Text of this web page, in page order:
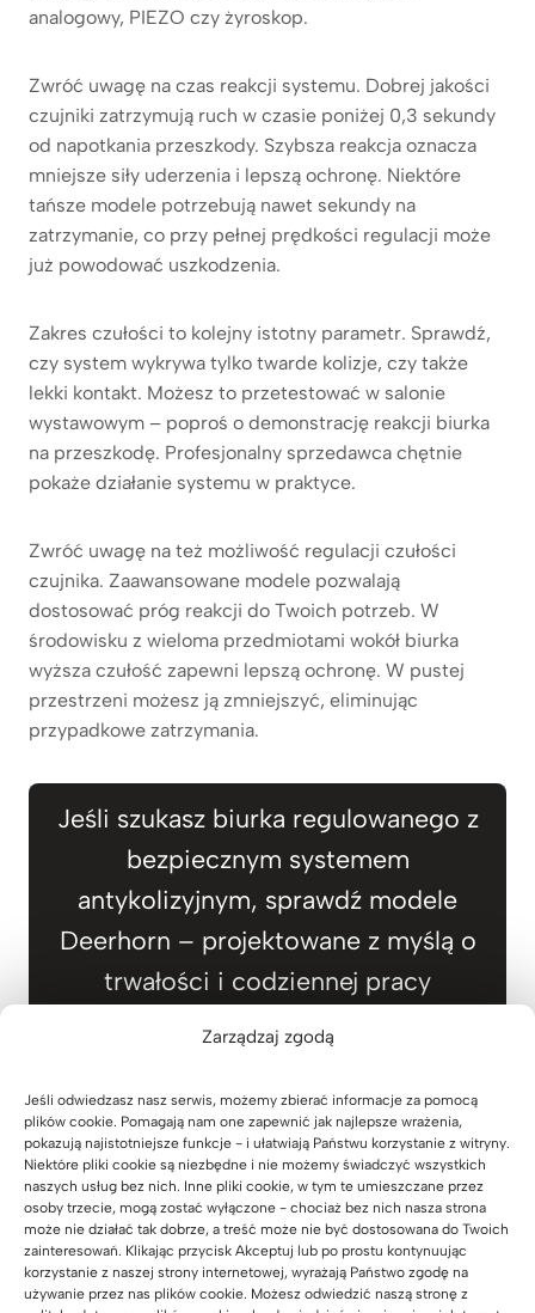
Zarządzaj zgodą
Jeśli odwiedzasz nasz serwis, możemy zbierać informacje za pomocą
plików cookie. Pomagają nam one zapewnić jak najlepsze wrażenia,
pokazują najistotniejsze funkcje - i ułatwiają Państwu korzystanie z witryny.
Niektóre pliki cookie są niezbędne i nie możemy świadczyć wszystkich
naszych usług bez nich. Inne pliki cookie, w tym te umieszczane przez
osoby trzecie, mogą zostać wyłączone - chociaż bez nich nasza strona
może nie działać tak dobrze, a treść może nie być dostosowana do Twoich
zainteresowań. Klikając przycisk Akceptuj lub po prostu kontynuując
korzystanie z naszej strony internetowej, wyrażają Państwo zgodę na
używanie przez nas plików cookie. Możesz odwiedzić naszą stronę z
analogowy, PIEZO czy żyroskop.
Zwróć uwagę na czas reakcji systemu. Dobrej jakości
czujniki zatrzymują ruch w czasie poniżej 0,3 sekundy
od napotkania przeszkody. Szybsza reakcja oznacza
mniejsze siły uderzenia i lepszą ochronę. Niektóre
tańsze modele potrzebują nawet sekundy na
zatrzymanie, co przy pełnej prędkości regulacji może
już powodować uszkodzenia.
Zakres czułości to kolejny istotny parametr. Sprawdź,
czy system wykrywa tylko twarde kolizje, czy także
lekki kontakt. Możesz to przetestować w salonie
wystawowym – poproś o demonstrację reakcji biurka
na przeszkodę. Profesjonalny sprzedawca chętnie
pokaże działanie systemu w praktyce.
Zwróć uwagę na też możliwość regulacji czułości
czujnika. Zaawansowane modele pozwalają
dostosować próg reakcji do Twoich potrzeb. W
środowisku z wieloma przedmiotami wokół biurka
wyższa czułość zapewni lepszą ochronę. W pustej
przestrzeni możesz ją zmniejszyć, eliminując
przypadkowe zatrzymania.
Jeśli szukasz biurka regulowanego z
bezpiecznym systemem
antykolizyjnym, sprawdź modele
Deerhorn – projektowane z myślą o
trwałości i codziennej pracy
Biurko z regulacją
wysokości i
drewnianym blatem
160x70cm
Oceniono
5.00
na 5
(47)
2.989zł – 3.189złZ
a